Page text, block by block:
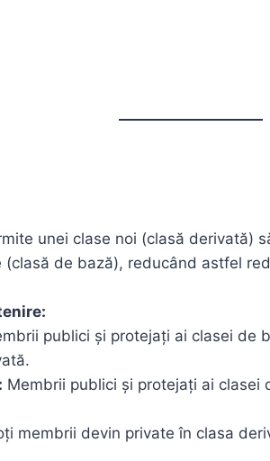
unei clase noi (clasă derivată)
(clasă de bază), reducând astfel
publici și protejați ai clasei de
Membrii publici și protejați ai clasei
membrii devin private în clasa